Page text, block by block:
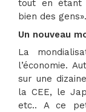
tout en étant
bien des gens».
Un nouveau
La
l’économie.
sur une
la CEE, le
etc.. A ce